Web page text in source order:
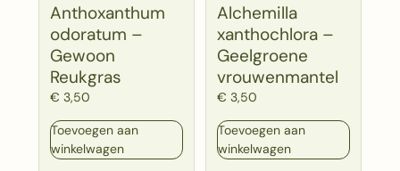
Anthoxanthum
odoratum –
Gewoon
Reukgras
€ 3,50
Toevoegen aan
winkelwagen
Alchemilla
xanthochlora –
Geelgroene
vrouwenmantel
€ 3,50
Toevoegen aan
winkelwagen